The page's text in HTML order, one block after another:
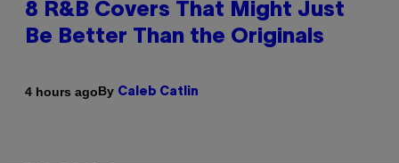
8 R&B Covers That Might Just
Be Better Than the Originals
4 hours agoBy Caleb Catlin